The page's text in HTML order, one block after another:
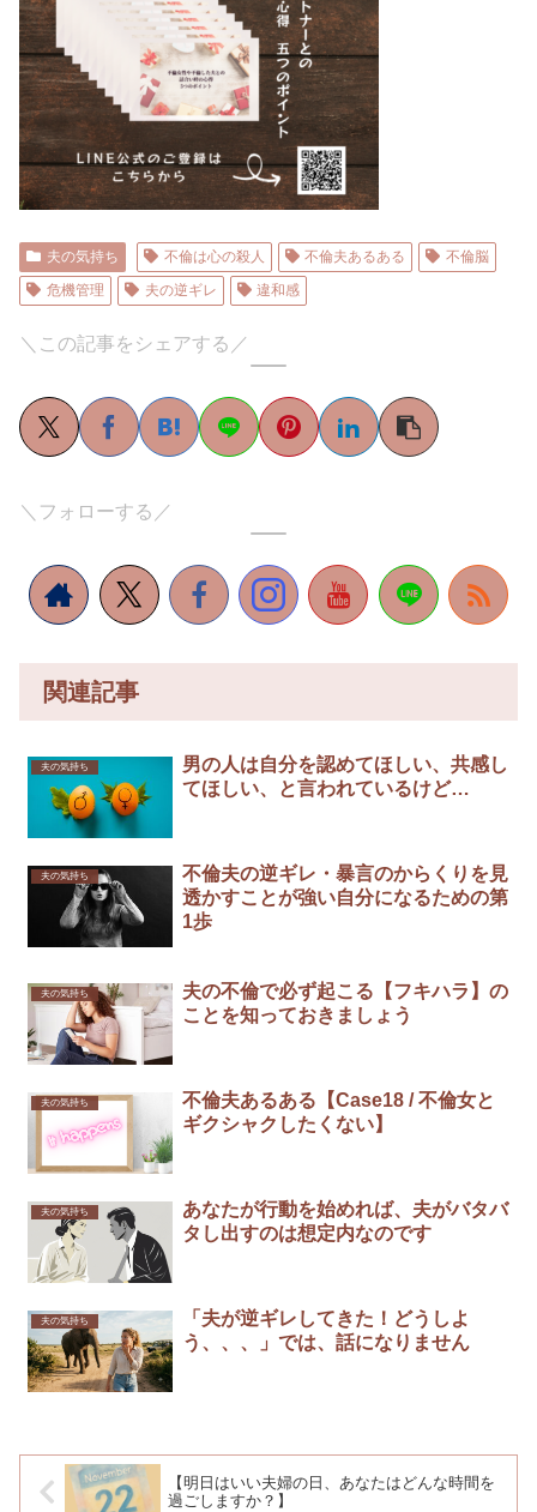
夫の気持ち 不倫は心の殺人 不倫夫あるある
不倫脳
危機管理
夫の逆ギレ 違和感
＼この記事をシェアする／
＼フォローする／
関連記事
夫の気持ち
男の人は自分を認めてほしい、共感し
てほしい、と言われているけど…
夫の気持ち
不倫夫の逆ギレ・暴言のからくりを見
透かすことが強い自分になるための第
1歩
夫の気持ち
夫の不倫で必ず起こる【フキハラ】の
ことを知っておきましょう
夫の気持ち
不倫夫あるある【Case18 / 不倫女と
ギクシャクしたくない】
夫の気持ち
あなたが行動を始めれば、夫がバタバ
タし出すのは想定内なのです
夫の気持ち
「夫が逆ギレしてきた！どうしよ
う、、、」では、話になりません
【明日はいい夫婦の日、あなたはどんな時間を
過ごしますか？】